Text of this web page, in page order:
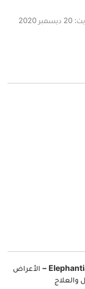
20 ديسمبر 2020
داء الفيل Elephantiasis – الأعراض
والعلاج